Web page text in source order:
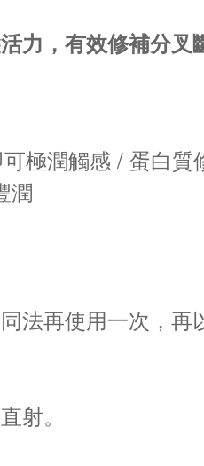
力，有效修補分叉
極潤觸感 / 蛋白質
潤
法再使用一次，再
射。